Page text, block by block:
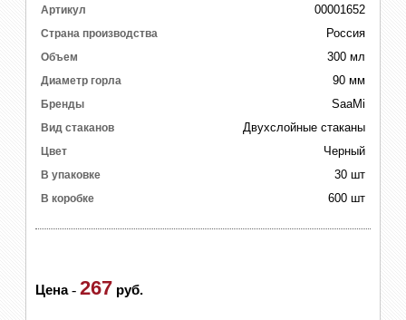
Артикул 00001652
Страна производства Россия
Объем 300 мл
Диаметр горла 90 мм
Бренды SaaMi
Вид стаканов Двухслойные стаканы
Цвет Черный
В упаковке 30 шт
В коробке 600 шт
Цена- 267 руб.